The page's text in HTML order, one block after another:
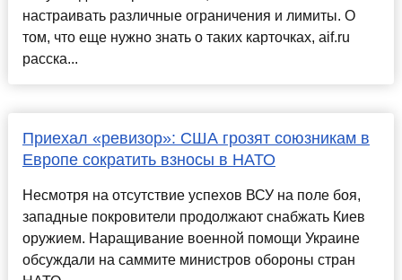
настраивать различные ограничения и лимиты. О
том, что еще нужно знать о таких карточках, aif.ru
расска...
Приехал «ревизор»: США грозят союзникам в
Европе сократить взносы в НАТО
Несмотря на отсутствие успехов ВСУ на поле боя,
западные покровители продолжают снабжать Киев
оружием. Наращивание военной помощи Украине
обсуждали на саммите министров обороны стран